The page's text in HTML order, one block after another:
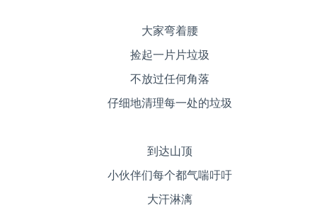
大家弯着腰
捡起一片片垃圾
不放过任何角落
仔细地清理每一处的垃圾
到达山顶
小伙伴们每个都气喘吁吁
大汗淋漓